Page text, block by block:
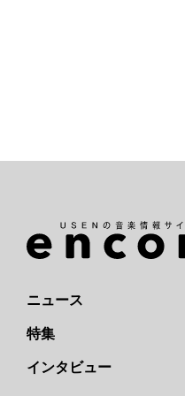
ニュース
特集
インタビュー